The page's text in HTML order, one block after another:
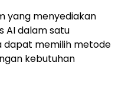
yang menyediakan
AI dalam satu
dapat memilih metode
kebutuhan